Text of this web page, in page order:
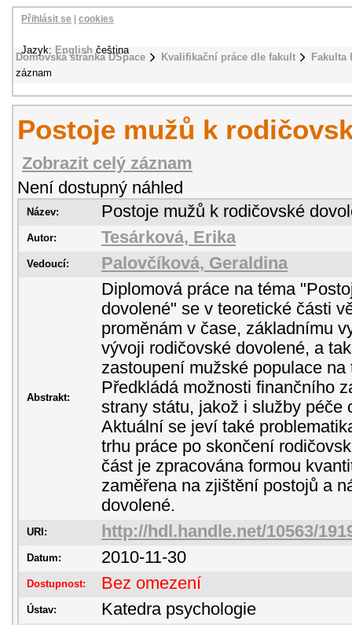
Domovská stránka DSpace Kvalifikační práce dle fakult
záznam
Přihlásit se cookies
Jazyk: English čeština
Postoje mužů k
Zobrazit celý záznam
Není dostupný náhled
Název: Postoje mužů k rodičovské
Autor: Tesárková, Erika
Vedoucí: Palovčíková, Geraldina
Abstrakt:
Diplomová práce na téma
dovolené" se v teoretické části
proměnám v čase, základnímu
vývoji rodičovské dovolené, a
zastoupení mužské populace na
Předkládá možnosti finančního
strany státu, jakož i služby péče
Aktuální se jeví také
trhu práce po skončení
část je zpracována formou
zaměřena na zjištění postojů a
dovolené.
URI: http://hdl.handle.net/10563/
Datum: 2010-11-30
Dostupnost: Bez omezení
Ústav: Katedra psychologie